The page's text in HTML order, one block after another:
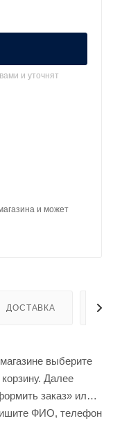
и уточнят
и может
ДОСТАВКА
выберите
Далее
заказ» или
ФИО, телефон